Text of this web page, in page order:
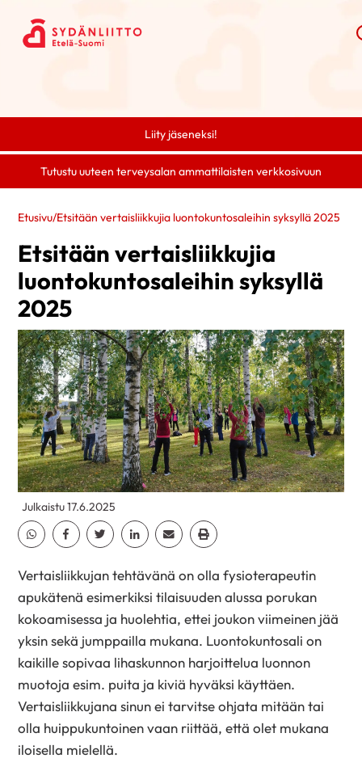
Liity jäseneksi!
Tutustu uuteen terveysalan ammattilaisten verkkosivuun
Etusivu/Etsitään vertaisliikkujia luontokuntosaleihin syksyllä 2025
Etsitään vertaisliikkujia
luontokuntosaleihin syksyllä
2025
Julkaistu 17.6.2025
Jaa Whatsapp
Jaa Facebook
Jaa TwitterJaa Linkedin
Jaa EmailJaa Print
Vertaisliikkujan tehtävänä on olla fysioterapeutin
apukätenä esimerkiksi tilaisuuden alussa porukan
kokoamisessa ja huolehtia, ettei joukon viimeinen jää
yksin sekä jumppailla mukana. Luontokuntosali on
kaikille sopivaa lihaskunnon harjoittelua luonnon
muotoja esim. puita ja kiviä hyväksi käyttäen.
Vertaisliikkujana sinun ei tarvitse ohjata mitään tai
olla huippukuntoinen vaan riittää, että olet mukana
iloisella mielellä.